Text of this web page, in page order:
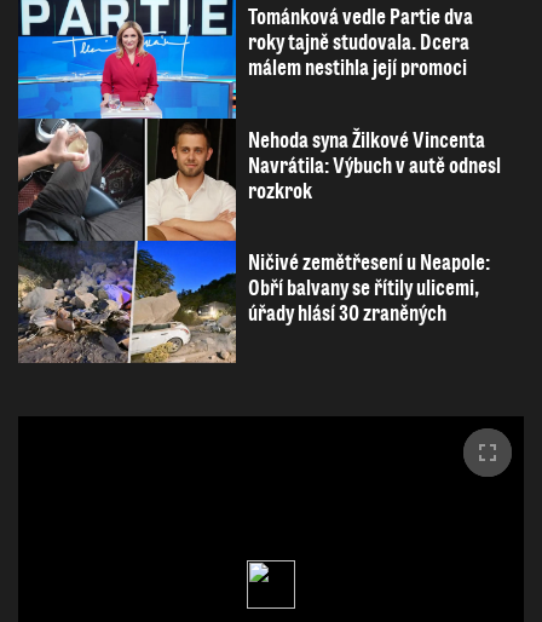
Tománková vedle Partie dva
roky tajně studovala. Dcera
málem nestihla její promoci
Nehoda syna Žilkové Vincenta
Navrátila: Výbuch v autě odnesl
rozkrok
Ničivé zemětřesení u Neapole:
Obří balvany se řítily ulicemi,
úřady hlásí 30 zraněných